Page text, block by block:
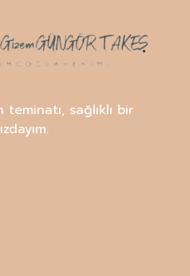
sağlıklı bir